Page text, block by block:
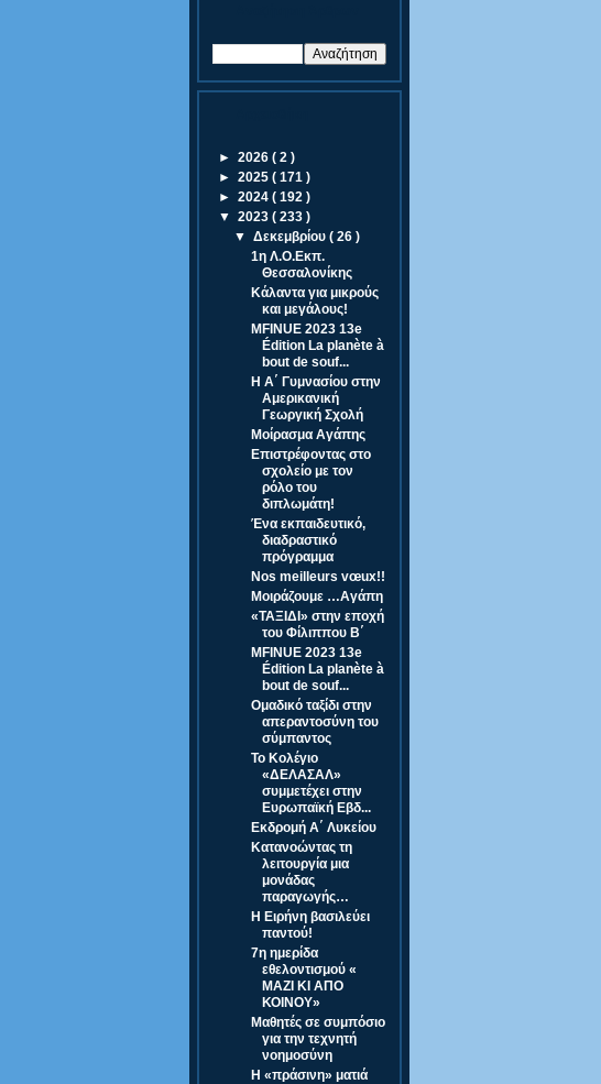
► 2026 ( 2 )
► 2025 ( 171 )
► 2024 ( 192 )
▼ 2023 ( 233 )
▼Δεκεμβρίου( 26 )
1η Λ.Ο.Εκπ.
Θεσσαλονίκης
Κάλαντα για μικρούς
και μεγάλους!
MFINUE 2023 13e
Édition La planète à
bout de souf...
Η Α΄ Γυμνασίου στην
Αμερικανική
Γεωργική Σχολή
Μοίρασμα Αγάπης
Επιστρέφοντας στο
σχολείο με τον
ρόλο του
διπλωμάτη!
Ένα εκπαιδευτικό,
διαδραστικό
πρόγραμμα
Nos meilleurs vœux!!
Μοιράζουμε …Αγάπη
«ΤΑΞΙΔΙ» στην εποχή
του Φίλιππου Β΄
MFINUE 2023 13e
Édition La planète à
bout de souf...
Ομαδικό ταξίδι στην
απεραντοσύνη του
σύμπαντος
Το Κολέγιο
«ΔΕΛΑΣΑΛ»
συμμετέχει στην
Ευρωπαϊκή Εβδ...
Εκδρομή Α΄ Λυκείου
Κατανοώντας τη
λειτουργία μια
μονάδας
παραγωγής…
Η Ειρήνη βασιλεύει
παντού!
7η ημερίδα
εθελοντισμού «
ΜΑΖΙ ΚΙ ΑΠΟ
ΚΟΙΝΟΥ»
Μαθητές σε συμπόσιο
για την τεχνητή
νοημοσύνη
Η «πράσινη» ματιά